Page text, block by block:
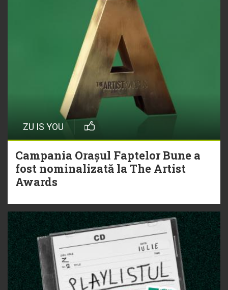
ZU IS YOU
Campania Orașul Faptelor Bune a
fost nominalizată la The Artist
Awards